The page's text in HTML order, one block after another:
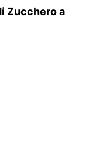
Zucchero a